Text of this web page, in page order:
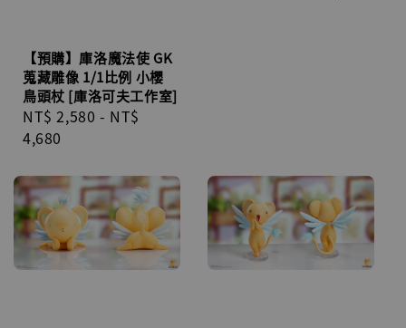
【預購】庫洛魔法使 GK
蒐藏雕像 1/1比例 小櫻
鳥頭杖 [庫洛可夫工作室]
Regular
price
NT$ 2,580 - NT$
4,680